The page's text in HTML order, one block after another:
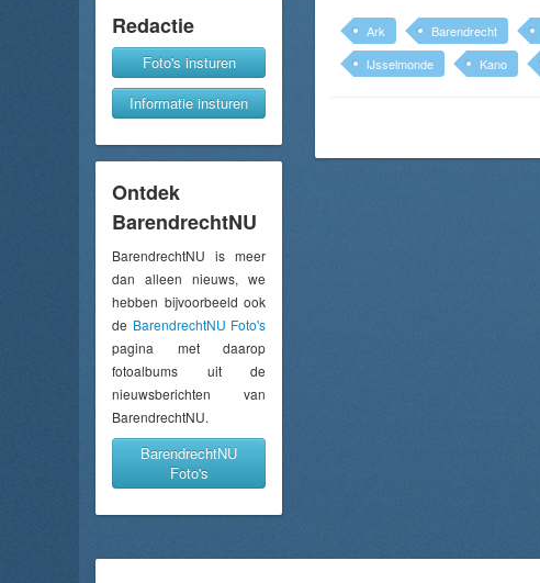
Redactie
Foto's insturen
Informatie insturen
Ontdek
BarendrechtNU
BarendrechtNU is meer
dan alleen nieuws, we
hebben bijvoorbeeld ook
de BarendrechtNU Foto's
pagina met daarop
fotoalbums uit de
nieuwsberichten van
BarendrechtNU.
BarendrechtNU
Foto's
Ark Barendrecht
IJsselmonde
Kano